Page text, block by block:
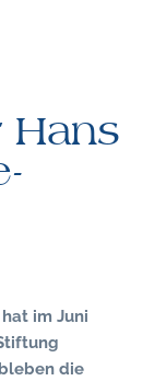
Hans
im Juni
die